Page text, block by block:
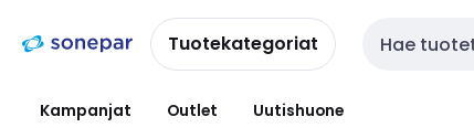
navigointiinsisältöönTuotekategoriat Haku
Kampanjat Outlet Uutishuone